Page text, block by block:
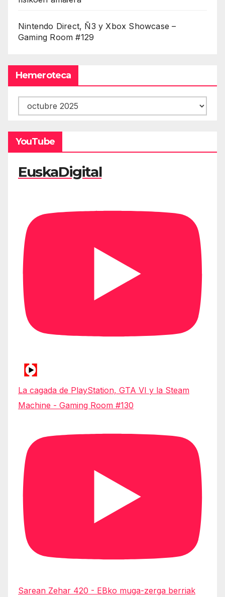
Nintendo Direct, Ñ3 y Xbox Showcase –
Gaming Room #129
Hemeroteca
Hemeroteca
YouTube
EuskaDigital
La cagada de PlayStation, GTA VI y la Steam
Machine - Gaming Room #130
Sarean Zehar 420 - EBko muga-zerga berriak